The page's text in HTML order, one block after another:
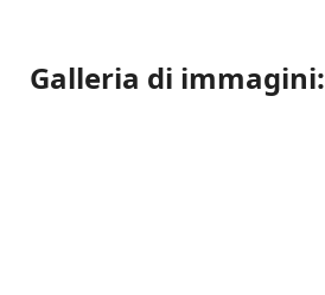
Galleria di immagini: